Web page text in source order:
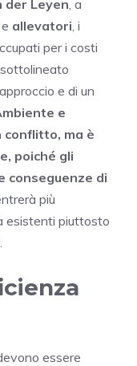
der Leyen , a
e allevatori , i
per i costi
e di un
e
ma è
poiché gli
conseguenze di
più
esistenti piuttosto
essere